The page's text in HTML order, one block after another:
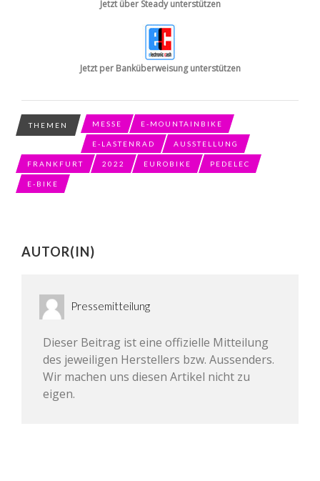
Jetzt über Steady unterstützen
Jetzt per Banküberweisung unterstützen
THEMEN MESSE E-MOUNTAINBIKE
E-LASTENRAD AUSSTELLUNG
FRANKFURT 2022 EUROBIKE PEDELEC
E-BIKE
AUTOR(IN)
Pressemitteilung
Dieser Beitrag ist eine offizielle Mitteilung
des jeweiligen Herstellers bzw. Aussenders.
Wir machen uns diesen Artikel nicht zu
eigen.